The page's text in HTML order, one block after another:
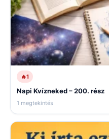
🔥1
Napi Kvízneked – 200. rész
1 megtekintés